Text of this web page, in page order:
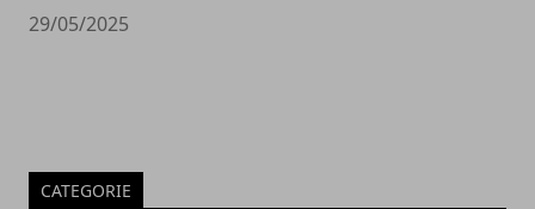
29/05/2025
CATEGORIE